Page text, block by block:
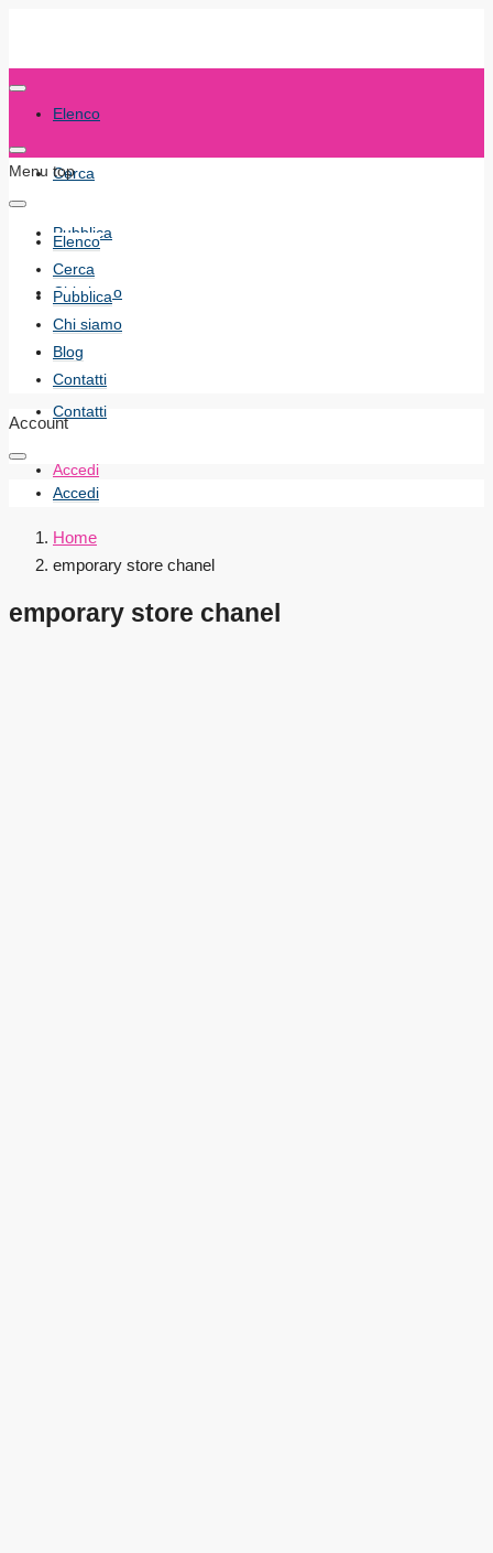
Elenco
Cerca
Pubblica
Chi siamo
Blog
Contatti
Accedi
Menu top
Elenco
Cerca
Pubblica
Chi siamo
Blog
Contatti
Account
Accedi
Home
emporary store chanel
emporary store chanel